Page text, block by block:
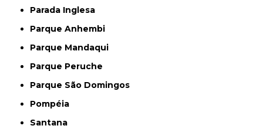
Parada Inglesa
Parque Anhembi
Parque Mandaqui
Parque Peruche
Parque São Domingos
Pompéia
Santana